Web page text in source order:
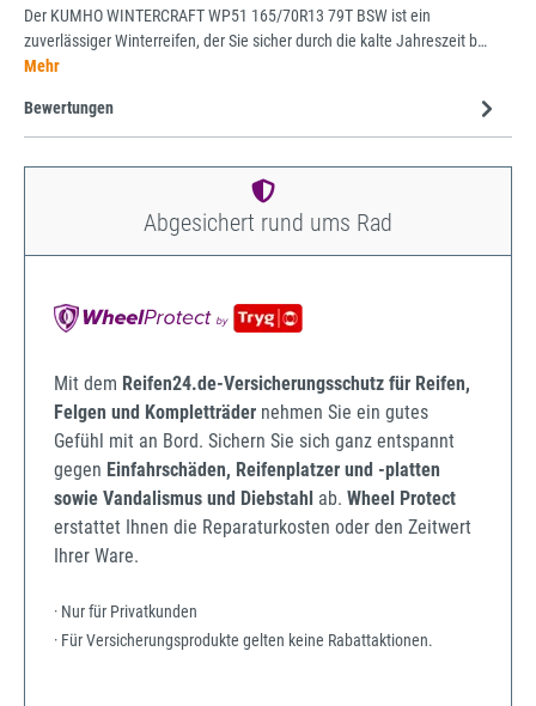
Der KUMHO WINTERCRAFT WP51 165/70R13 79T BSW ist ein
zuverlässiger Winterreifen, der Sie sicher durch die kalte Jahreszeit b…
Mehr
Bewertungen
Abgesichert rund ums Rad
Mit dem Reifen24.de-Versicherungsschutz für Reifen,
Felgen und Kompletträder nehmen Sie ein gutes
Gefühl mit an Bord. Sichern Sie sich ganz entspannt
gegen Einfahrschäden, Reifenplatzer und -platten
sowie Vandalismus und Diebstahl ab. Wheel Protect
erstattet Ihnen die Reparaturkosten oder den Zeitwert
Ihrer Ware.
· Nur für Privatkunden
· Für Versicherungsprodukte gelten keine Rabattaktionen.